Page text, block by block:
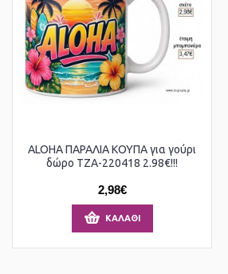
ALOHA ΠΑΡΑΛΙΑ ΚΟΥΠΑ για γούρι
δώρο ΤΖΑ-220418 2.98€!!!
2,98€
ΚΑΛΆΘΙ